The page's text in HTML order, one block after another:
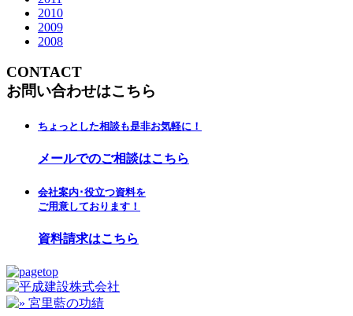
2010
2009
2008
CONTACT
お問い合わせはこちら
ちょっとした相談も是非お気軽に！
メールでのご相談はこちら
会社案内･役立つ資料を
ご用意しております！
資料請求はこちら